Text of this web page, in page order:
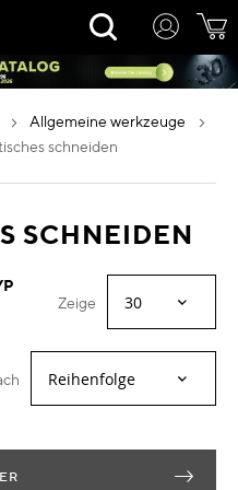
Rechercher
allgemeine werkzeuge
schneiden
SCHNEIDEN
Zeige